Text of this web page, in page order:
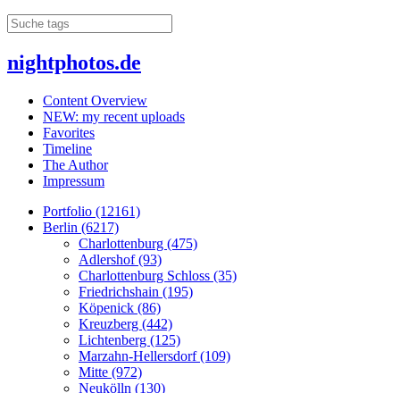
nightphotos.de
Content Overview
NEW: my recent uploads
Favorites
Timeline
The Author
Impressum
Portfolio (12161)
Berlin (6217)
Charlottenburg (475)
Adlershof (93)
Charlottenburg Schloss (35)
Friedrichshain (195)
Köpenick (86)
Kreuzberg (442)
Lichtenberg (125)
Marzahn-Hellersdorf (109)
Mitte (972)
Neukölln (130)